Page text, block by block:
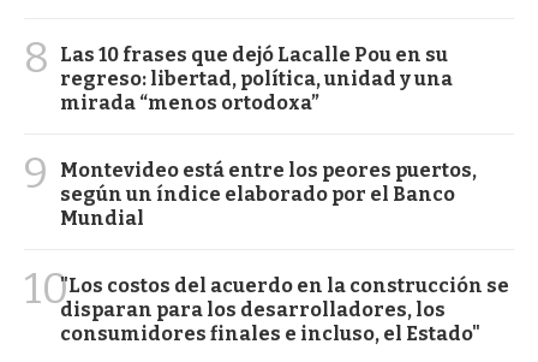
8
Las 10 frases que dejó Lacalle Pou en su
regreso: libertad, política, unidad y una
mirada “menos ortodoxa”
9
Montevideo está entre los peores puertos,
según un índice elaborado por el Banco
Mundial
10"Los costos del acuerdo en la construcción se
disparan para los desarrolladores, los
consumidores finales e incluso, el Estado"